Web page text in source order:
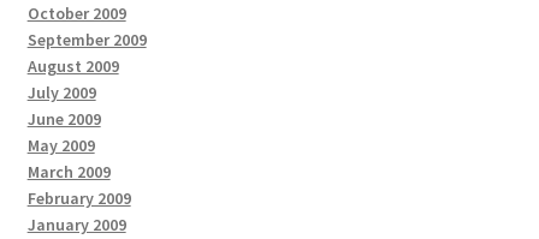
October 2009
September 2009
August 2009
July 2009
June 2009
May 2009
March 2009
February 2009
January 2009